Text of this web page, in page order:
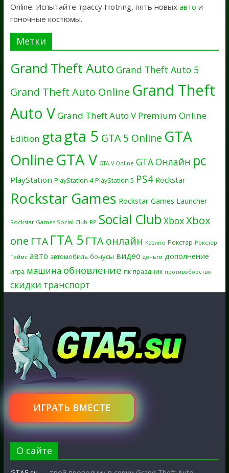
Online. Испытайте трассу Hotring, пять новых авто и
гоночные костюмы.
Метки
Grand Theft Auto Grand Theft Auto 5
Grand Theft Auto Online Grand Theft
Auto VGrand Theft Auto V Premium Online
Edition gtagta 5 GTA 5 Online GTA
OnlineGTA V GTA V Online GTA Онлайн pc
PlayStation PlayStation 4 PlayStation 5 PS4 Rockstar
Rockstar Games Rockstar Games Launcher
Rockstar Games Social Club RP Social Club XboxXbox
one ГТА ГТА 5 ГТА онлайн Казино Рокстар Рокстар
Геймс авто автомобиль бонусы видео деньги дополнение
игра машина обновление пк праздник противоборство
скидки транспорт
ИГРАТЬ ВМЕСТЕ
О сайте